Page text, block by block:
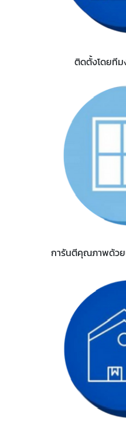
ติดตั้งโดยที
การันตีคุณภาพด้ว